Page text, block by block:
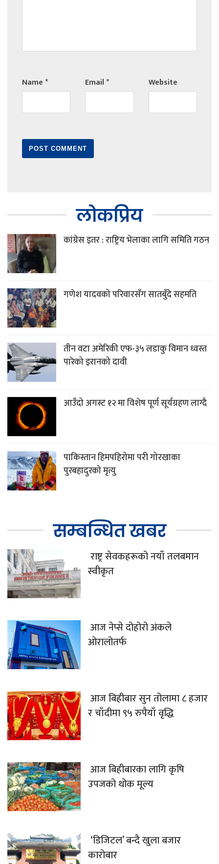
Name* Email* Website
लोकप्रिय
कांग्रेस इतर : राष्ट्रिय भेलाका लागि समिति गठन
गणेश यादवको परिवारसँग सातबुँदे सहमति
तीन वटा अमेरिकी एफ-३५ लडाकु विमान ध्वस्त
पारेको इरानको दावी
आउँदो अगस्ट १२ मा विशेष पूर्ण सूर्यग्रहण लाग्दै
पाकिस्तान हिमपहिरोमा परी गोरखाका
पुरबहादुरको मृत्यु
सम्बन्धित खबर
राष्ट्र सेवकहरूको नयाँ तलबमान
स्वीकृत
आज नेप्से दोहोरो अंकले
ओरालोतर्फ
आज बिहीबार सुन तोलामा ८ हजार
र चाँदीमा ९५ रुपैयाँ वृद्धि
आज बिहीबारका लागि कृषि
उपजको थोक मूल्य
‘डिजिटल’ बन्दै खुला बजार
कारोबार